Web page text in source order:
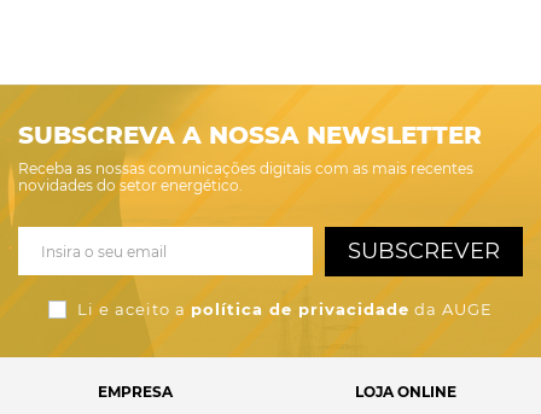
SUBSCREVA A NOSSA NEWSLETTER
Receba as nossas comunicações digitais com as mais recentes
novidades do setor energético.
SUBSCREVER
Li e aceito a política de privacidade da AUGE
EMPRESA
LOJA ONLINE